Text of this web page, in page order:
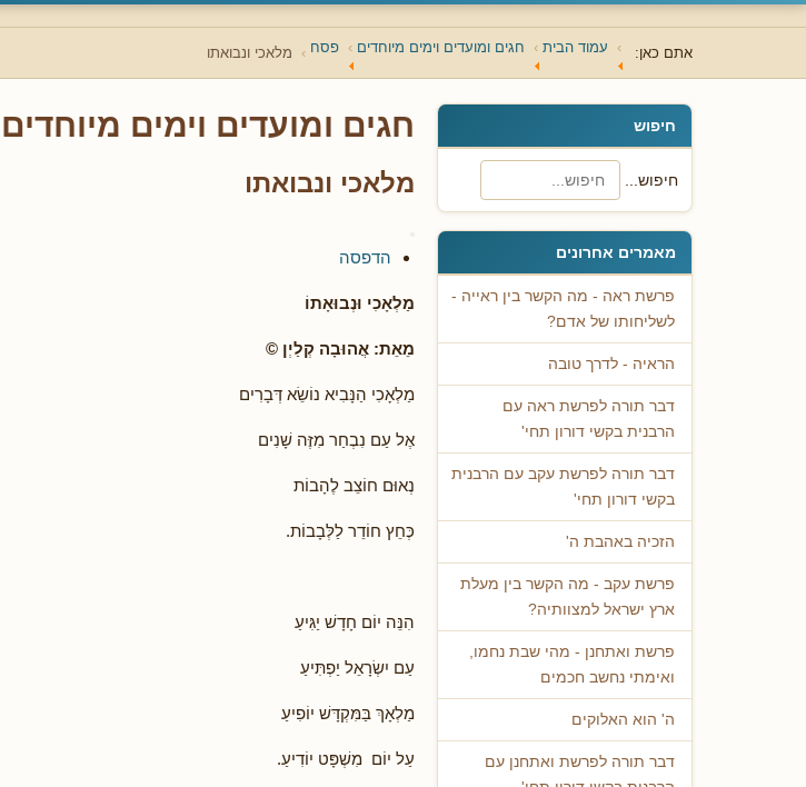
אתם כאן: עמוד הבית חגים ומועדים וימים מיוחדים פסח מלאכי ונבואתו
חיפוש
חיפוש...
מאמרים אחרונים
פרשת ראה - מה הקשר בין ראייה -
לשליחותו של אדם?
הראיה - לדרך טובה
דבר תורה לפרשת ראה עם
הרבנית בקשי דורון תחי'
דבר תורה לפרשת עקב עם הרבנית
בקשי דורון תחי'
הזכיה באהבת ה'
פרשת עקב - מה הקשר בין מעלת
ארץ ישראל למצוותיה?
פרשת ואתחנן - מהי שבת נחמו,
ואימתי נחשב חכמים
ה' הוא האלוקים
דבר תורה לפרשת ואתחנן עם
חגים ומועדים וימים מיוחדים
מלאכי ונבואתו
הדפסה
מַלְאָכִי וּנְבוּאָתוֹ
מֵאֵת: אֲהוּבָה קְלַיְן ©
מַלְאָכִי הַנָּבִיא נוֹשֵׂא דְּבָרִים
אֶל עַם נִבְחַר מִזֶּה שָׁנִים
נְאוּם חוֹצֵב לֶהָבוֹת
כְּחֵץ חוֹדֵר לַלְּבָבוֹת.
הִנֵּה יוֹם חָדָשׁ יַגִּיעַ
עַם יִשְׂרָאֵל יַפְתִּיעַ
מַלְאָךְ בַּמִּקְדָּשׁ יוֹפִיעַ
עַל יוֹם מִשְׁפָּט יוֹדִיעַ.